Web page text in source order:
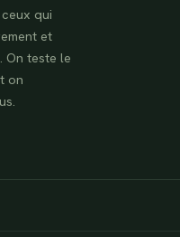
qui
et
On teste le
on